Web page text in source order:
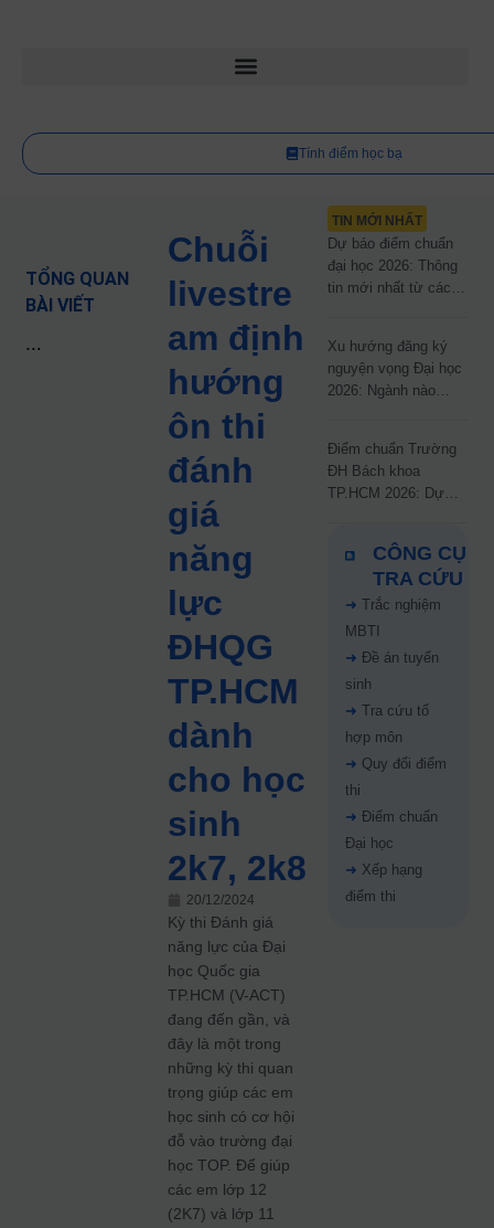
Tính điểm học bạ
TỔNG QUAN
BÀI VIẾT
...
Chuỗi
livestre
am định
hướng
ôn thi
đánh
giá
năng
lực
ĐHQG
TP.HCM
dành
cho học
sinh
2k7, 2k8
20/12/2024
Kỳ thi Đánh giá
năng lực của Đại
học Quốc gia
TP.HCM (V-ACT)
đang đến gần, và
đây là một trong
những kỳ thi quan
trọng giúp các em
học sinh có cơ hội
đỗ vào trường đại
học TOP. Để giúp
các em lớp 12
(2K7) và lớp 11
TIN MỚI NHẤT
Dự báo điểm chuẩn
đại học 2026: Thông
tin mới nhất từ các
Xu hướng đăng ký
nguyện vọng Đại học
2026: Ngành nào
Điểm chuẩn Trường
ĐH Bách khoa
TP.HCM 2026: Dự
67%
CÔNG CỤ
TRA CỨU
➜ Trắc nghiệm
MBTI
➜ Đề án tuyển
sinh
➜ Tra cứu tổ
hợp môn
➜ Quy đổi điểm
thi
➜ Điểm chuẩn
Đại học
➜ Xếp hạng
điểm thi